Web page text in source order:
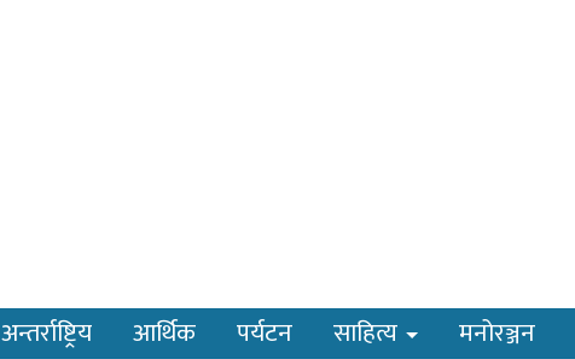
अन्तर्राष्ट्रिय आर्थिक पर्यटन साहित्य मनोरञ्जन